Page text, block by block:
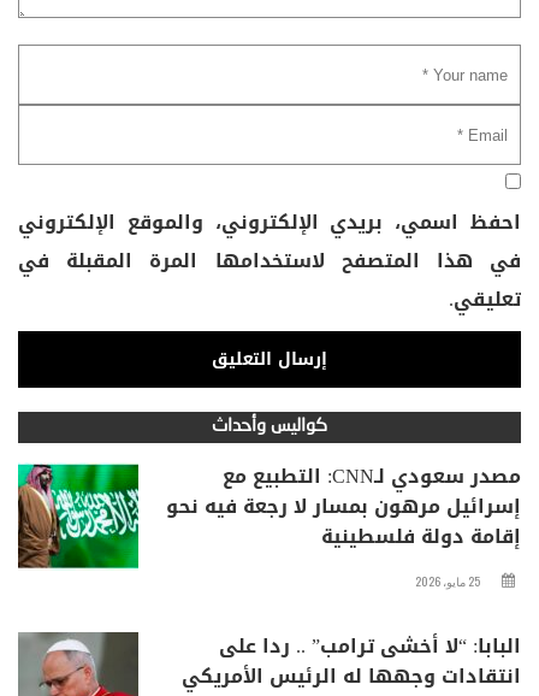
احفظ اسمي، بريدي الإلكتروني، والموقع الإلكتروني
في هذا المتصفح لاستخدامها المرة المقبلة في
تعليقي.
كواليس وأحداث
مصدر سعودي لـCNN: التطبيع مع
إسرائيل مرهون بمسار لا رجعة فيه نحو
إقامة دولة فلسطينية
25 مايو، 2026
البابا: “لا أخشى ترامب” .. ردا على
انتقادات وجهها له الرئيس الأمريكي